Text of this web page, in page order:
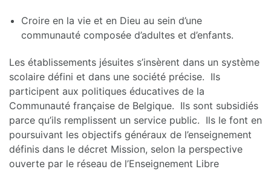
Croire en la vie et en Dieu au sein d’une
communauté composée d’adultes et d’enfants.
Les établissements jésuites s’insèrent dans un système
scolaire défini et dans une société précise. Ils
participent aux politiques éducatives de la
Communauté française de Belgique. Ils sont subsidiés
parce qu’ils remplissent un service public. Ils le font en
poursuivant les objectifs généraux de l’enseignement
définis dans le décret Mission, selon la perspective
ouverte par le réseau de l’Enseignement Libre